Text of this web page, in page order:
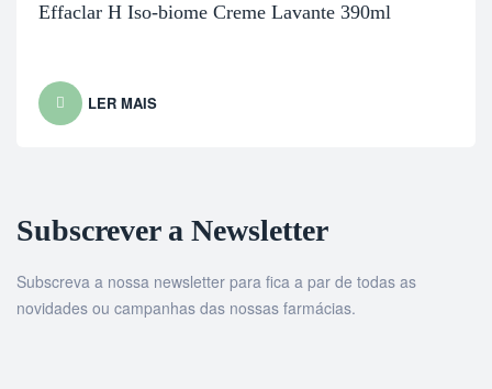
Effaclar H Iso-biome Creme Lavante 390ml
LER MAIS
Subscrever a Newsletter
Subscreva a nossa newsletter para fica a par de todas as
novidades ou campanhas das nossas farmácias.